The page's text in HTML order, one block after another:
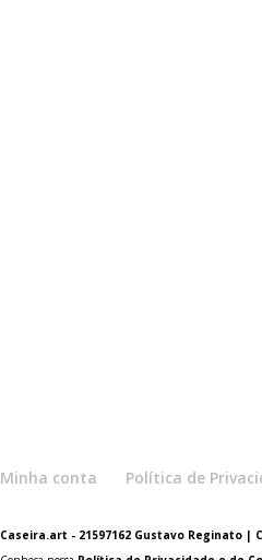
Minha conta Política de
Caseira.art - 21597162 Gustavo Reginato |